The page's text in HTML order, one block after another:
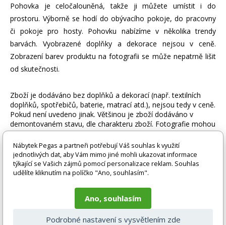
Pohovka je celočalouněná, takže ji můžete umístit i do
prostoru. Výborně se hodí do obývacího pokoje, do pracovny
či pokoje pro hosty. Pohovku nabízíme v několika trendy
barvách. Vyobrazené doplňky a dekorace nejsou v ceně.
Zobrazení barev produktu na fotografii se může nepatrně lišit
od skutečnosti.
Zboží je dodáváno bez doplňků a dekorací (např. textilních
doplňků, spotřebičů, baterie, matrací atd.), nejsou tedy v ceně.
Pokud není uvedeno jinak. Většinou je zboží dodáváno v
demontovaném stavu, dle charakteru zboží. Fotografie mohou
být i ilustrační a barva produktu nemusí odpovídat skutečnosti
vlivem nastavení monitoru a převodem do el. podoby. V
případě nejasností kontaktujte naše klientské centrum
pegas@nabytek-pegas.cz či volejte 777244446.
Ano
Nábytek Pegas a partneři potřebují Váš souhlas k využití
jednotlivých dat, aby Vám mimo jiné mohli ukazovat informace
týkající se Vašich zájmů pomocí personalizace reklam. Souhlas
udělíte kliknutím na políčko "Ano, souhlasím".
Ano, souhlasím
Podrobné nastavení s vysvětlením zde